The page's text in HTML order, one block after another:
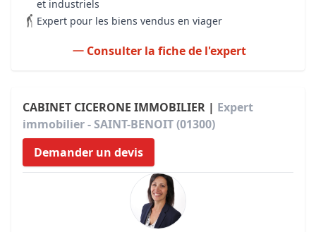
et industriels
Expert pour les biens vendus en viager
Consulter la fiche de l'expert
CABINET CICERONE IMMOBILIER | Expert
immobilier - SAINT-BENOIT (01300)
Demander un devis